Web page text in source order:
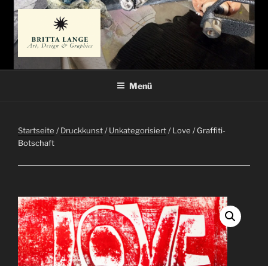
Zum
Inhalt
springen
BRITTA LANGE
Menü
Startseite /Druckkunst/Unkategorisiert/ Love / Graffiti-
Botschaft